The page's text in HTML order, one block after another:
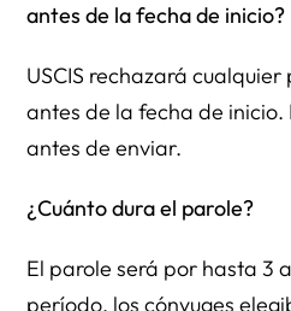
antes de la fecha de inicio?
USCIS rechazará
antes de la fecha de inicio.
antes de enviar.
¿Cuánto dura el parole?
El parole será por hasta 3
período, los cónyuges